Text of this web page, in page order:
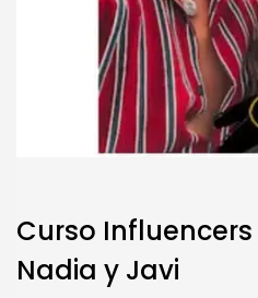
Curso
Nadia y Javi